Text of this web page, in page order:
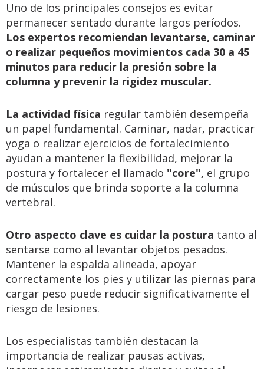
Uno de los principales consejos es evitar
permanecer sentado durante largos períodos.
Los expertos recomiendan levantarse, caminar
o realizar pequeños movimientos cada 30 a 45
minutos para reducir la presión sobre la
columna y prevenir la rigidez muscular.
La actividad física regular también desempeña
un papel fundamental. Caminar, nadar, practicar
yoga o realizar ejercicios de fortalecimiento
ayudan a mantener la flexibilidad, mejorar la
postura y fortalecer el llamado "core", el grupo
de músculos que brinda soporte a la columna
vertebral.
Otro aspecto clave es cuidar la postura tanto al
sentarse como al levantar objetos pesados.
Mantener la espalda alineada, apoyar
correctamente los pies y utilizar las piernas para
cargar peso puede reducir significativamente el
riesgo de lesiones.
Los especialistas también destacan la
importancia de realizar pausas activas,